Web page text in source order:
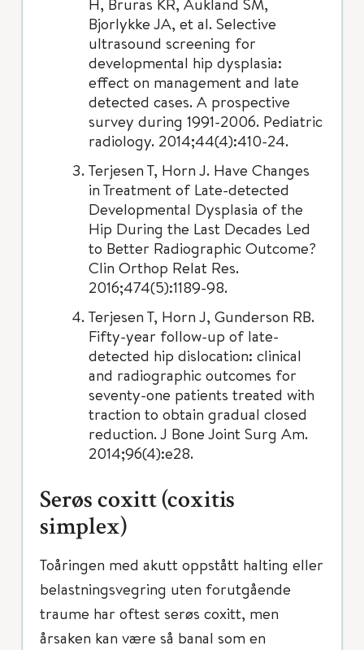
Bjorlykke JA, et al. Selective
ultrasound screening for
developmental hip dysplasia:
effect on management and late
detected cases. A prospective
survey during 1991-2006. Pediatric
radiology. 2014;44(4):410-24.
Terjesen T, Horn J. Have Changes
in Treatment of Late-detected
Developmental Dysplasia of the
Hip During the Last Decades Led
to Better Radiographic Outcome?
Clin Orthop Relat Res.
2016;474(5):1189-98.
Terjesen T, Horn J, Gunderson RB.
Fifty-year follow-up of late-
detected hip dislocation: clinical
and radiographic outcomes for
seventy-one patients treated with
traction to obtain gradual closed
reduction. J Bone Joint Surg Am.
2014;96(4):e28.
Serøs coxitt (coxitis
simplex)
Toåringen med akutt oppstått halting eller
belastningsvegring uten forutgående
traume har oftest serøs coxitt, men
årsaken kan være så banal som en